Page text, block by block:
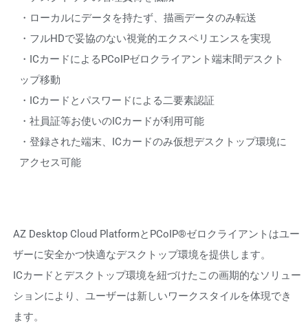
・ローカルにデータを持たず、描画データのみ転送
・フルHDで妥協のない視覚的エクスペリエンスを実現
・ICカードによるPCoIPゼロクライアント端末間デスクト
ップ移動
・ICカードとパスワードによる二要素認証
・社員証等お使いのICカードが利用可能
・登録された端末、ICカードのみ仮想デスクトップ環境に
アクセス可能
AZ Desktop Cloud PlatformとPCoIP®ゼロクライアントはユー
ザーに安全かつ快適なデスクトップ環境を提供します。
ICカードとデスクトップ環境を紐づけたこの画期的なソリュー
ションにより、ユーザーは新しいワークスタイルを体現でき
ます。